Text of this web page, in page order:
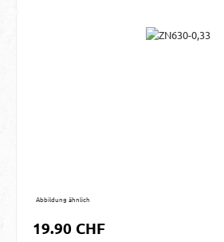
Bildergalerie überspringen
Abbildung ähnlich
Regulärer Preis:
19.90 CHF